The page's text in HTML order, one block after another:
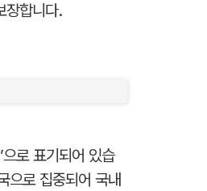
장합니다.
로 표기되어 있습
으로 집중되어 국내